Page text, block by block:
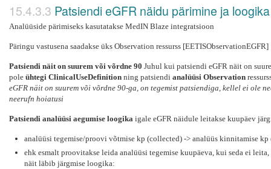
Patsiendi eGFR näidu pärimine ja loogika
Analüüside pärimiseks kasutatakse MedIN Blaze integratsioon
Päringu vastusena saadakse üks Observation ressurss [EETISObservationEGFR]
Patsiendi näit on suurem või võrdne 90 Juhul kui patsiendi eGFR näit on
pole ühtegi ClinicalUseDefinition ning patsiendi analüüsi Observation
eGFR näit on suurem või võrdne 90-ga, on tegemist patsiendiga, kellel ei ole
neerufn hoiatusi
Patsiendi analüüsi aegumise loogika igale eGFR näidule leitakse kuupäev
analüüsi tegemise/proovi võtmise kp (collected) -> analüüs kinnitamise
ehk esmalt proovitakse leida analüüsi tegemise kuupäeva, kui seda ei
näit läbib järgmise loogika: